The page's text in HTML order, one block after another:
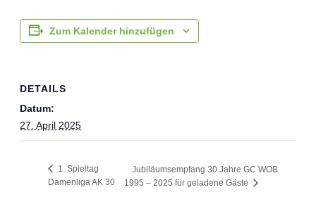
Zum Kalender hinzufügen
DETAILS
Datum:
27. April 2025
1. Spieltag
Damenliga AK 30
Jubiläumsempfang 30 Jahre GC WOB
1995 – 2025 für geladene Gäste